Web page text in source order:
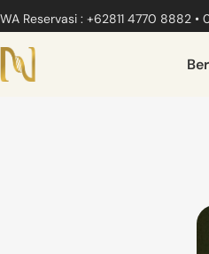
WA Reservasi : +62811 4770 8882 •